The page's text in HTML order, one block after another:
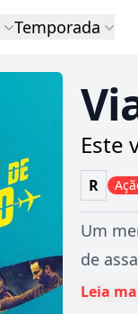
Temporada
Este
R
Um
de
Leia